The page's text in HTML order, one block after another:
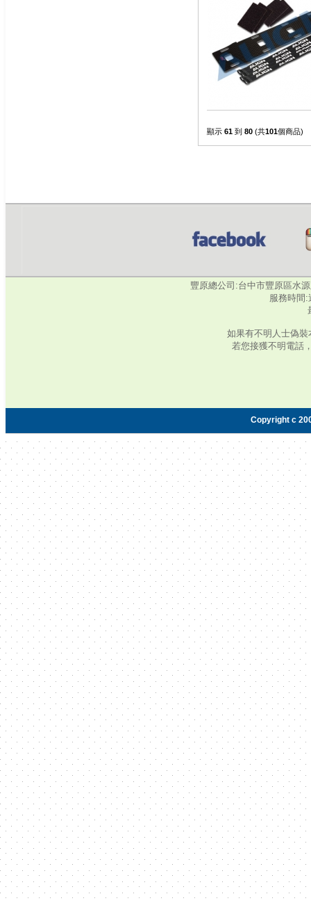
顯示 61 到 80 (共101個商品)
豐原總公司:台中市豐原區水
服務時間:
如果有不明人士偽
若您接獲不明電話
Copyright c